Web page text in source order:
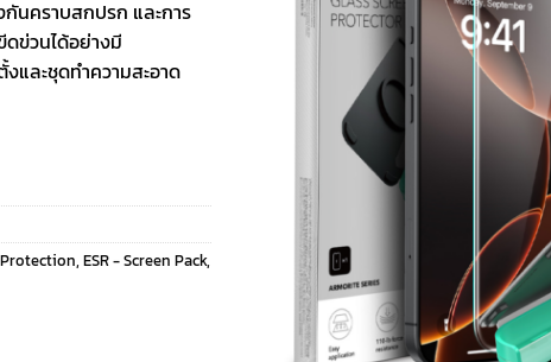
กันคราบสกปรก และการ
ข่วนได้อย่างมี
และชุดทำความสะอาด
, ESR - Screen Pack,